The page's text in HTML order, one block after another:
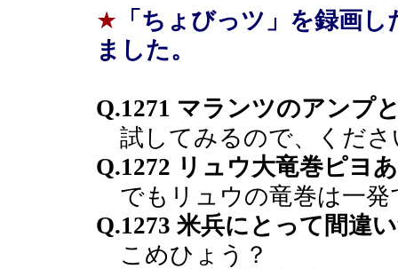
★ 「ちょびっツ」を録画
ました。
Q.1271 マランツのアンプ
試してみるので、くださ
Q.1272 リュウ大竜巻ピヨ
でもリュウの竜巻は一発
Q.1273 米兵にとって間違
こめひょう？